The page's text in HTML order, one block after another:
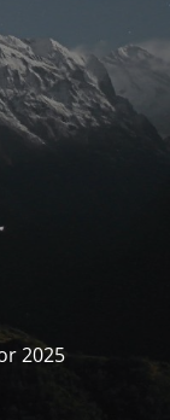
2025